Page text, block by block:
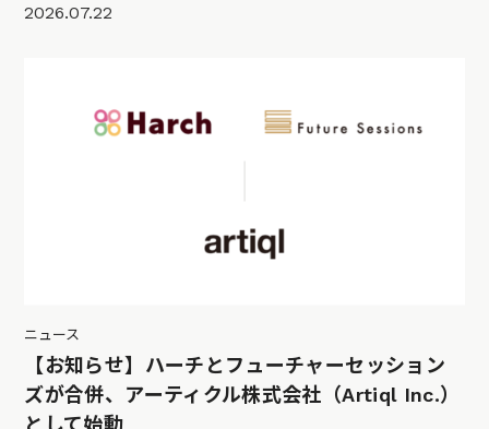
2026.07.22
ニュース
【お知らせ】ハーチとフューチャーセッション
ズが合併、アーティクル株式会社（Artiql Inc.）
として始動